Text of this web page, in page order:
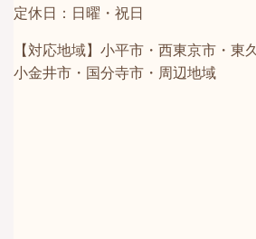
定休日：日曜・祝日
【対応地域】小平市・西東京市・東
小金井市・国分寺市・周辺地域